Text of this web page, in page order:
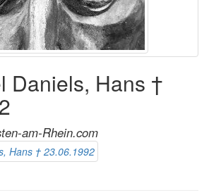
Daniels, Hans †
am-Rhein.com